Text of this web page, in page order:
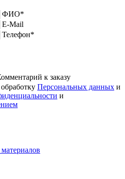
ФИО*
E-Mail
Телефон*
к заказу
Персональных данных и
и